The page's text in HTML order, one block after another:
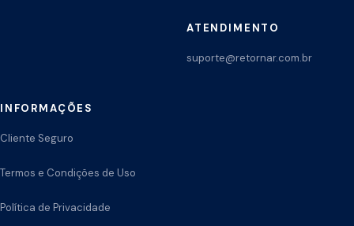
ATENDIMENTO
suporte@retornar.com.br
INFORMAÇÕES
Cliente Seguro
Termos e Condições de Uso
Política de Privacidade